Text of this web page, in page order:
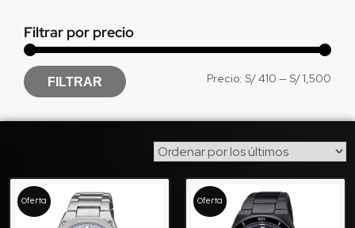
Filtrar por precio
FILTRAR Precio: S/ 410 — S/ 1,500
Oferta Oferta